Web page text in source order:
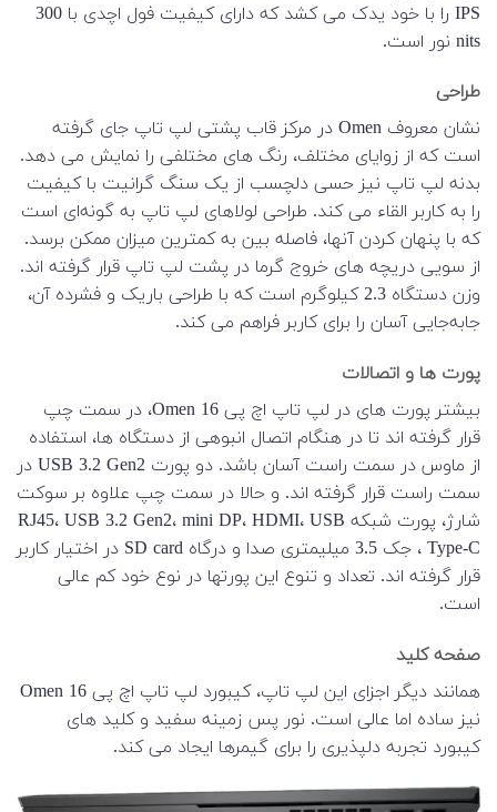
IPS را با خود یدک می کشد که دارای کیفیت فول اچدی با 300
nits نور است.
طراحی
نشان معروف Omen در مرکز قاب پشتی لپ تاپ جای گرفته
است که از زوایای مختلف، رنگ های مختلفی را نمایش می دهد.
بدنه لپ تاپ نیز حسی دلچسب از یک سنگ گرانیت با کیفیت
را به کاربر القاء می کند. طراحی لولاهای لپ تاپ به گونه‌ای است
که با پنهان کردن آنها، فاصله بین به کمترین میزان ممکن برسد.
از سویی دریچه های خروج گرما در پشت لپ تاپ قرار گرفته اند.
وزن دستگاه 2.3 کیلوگرم است که با طراحی باریک و فشرده آن،
جابه‌جایی آسان را برای کاربر فراهم می کند.
پورت ها و اتصالات
بیشتر پورت های در لپ تاپ اچ پی Omen 16، در سمت چپ
قرار گرفته اند تا در هنگام اتصال انبوهی از دستگاه ها، استفاده
از ماوس در سمت راست آسان باشد. دو پورت USB 3.2 Gen2 در
سمت راست قرار گرفته اند. و حالا در سمت چپ علاوه بر سوکت
شارژ، پورت شبکه RJ45، USB 3.2 Gen2، mini DP، HDMI، USB
Type-C ، جک 3.5 میلیمتری صدا و درگاه SD card در اختیار کاربر
قرار گرفته اند. تعداد و تنوع این پورتها در نوع خود کم عالی
است.
صفحه کلید
همانند دیگر اجزای این لپ تاپ، کیبورد لپ تاپ اچ پی Omen 16
نیز ساده اما عالی است. نور پس زمینه سفید و کلید های
کیبورد تجربه دلپذیری را برای گیمرها ایجاد می کند.